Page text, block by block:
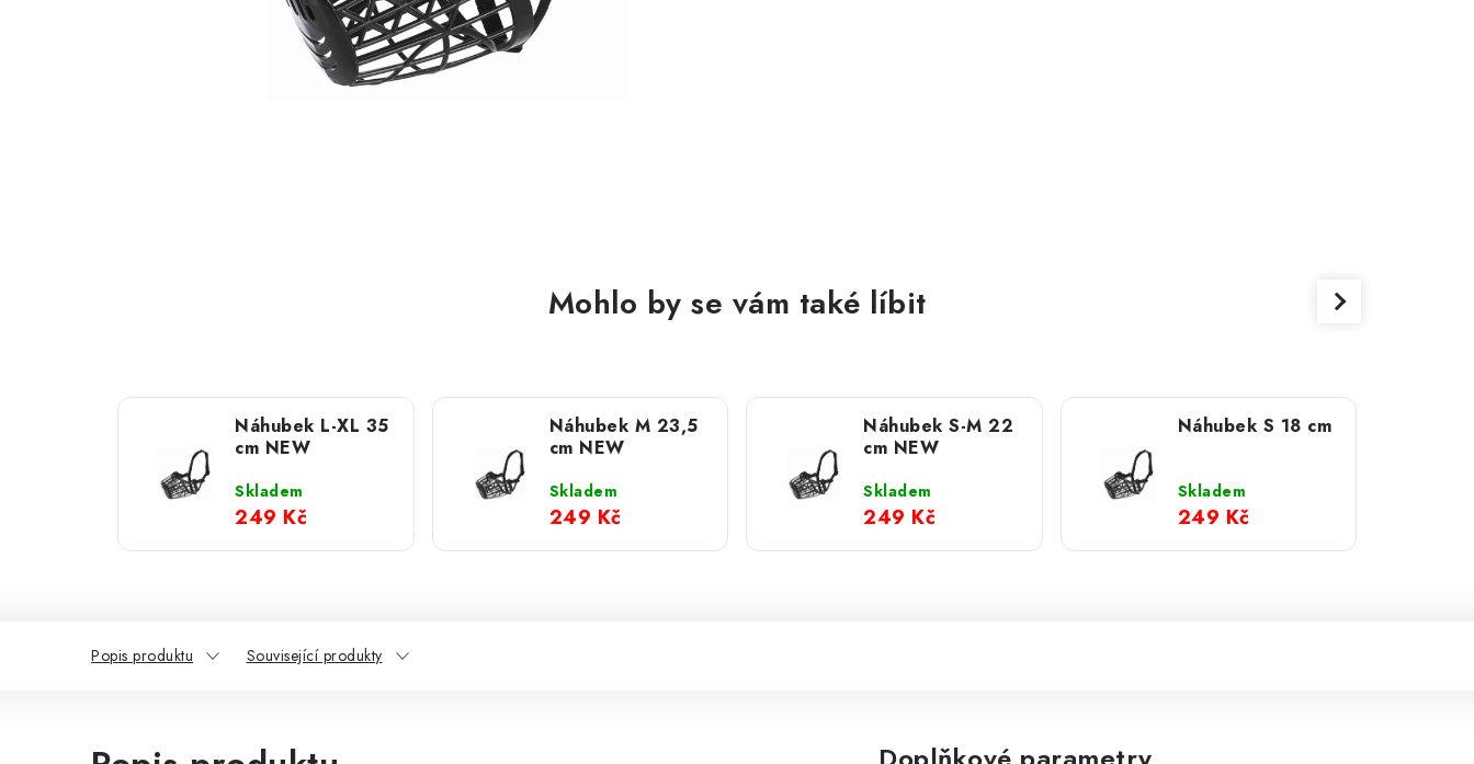
Mohlo by se vám také líbit
Náhubek L-XL 35
cm NEW
Skladem
249 Kč
Náhubek M 23,5
cm NEW
Skladem
249 Kč
Náhubek S-M 22
cm NEW
Skladem
249 Kč
Náhubek S 18 cm
Skladem
249 Kč
Popis produktu Související produkty